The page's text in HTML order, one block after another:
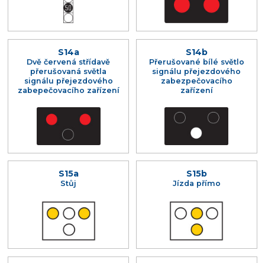
S14a
Dvě červená střídavě
přerušovaná světla
signálu přejezdového
zabepečovacího zařízení
S14b
Přerušované bílé světlo
signálu přejezdového
zabezpečovacího
zařízení
S15a
Stůj
S15b
Jízda přímo